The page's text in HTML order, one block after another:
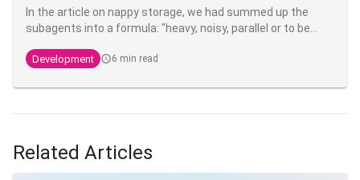
In the article on nappy storage, we had summed up the
subagents into a formula: "heavy, noisy, parallel or to be
promise. Because this is probably the most misunderstood
would launch a thread, without grasping that the real is not
Development 6 min read
Related Articles